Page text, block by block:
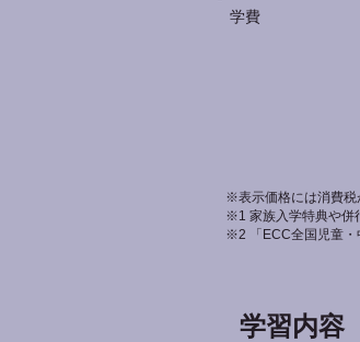
学費
※表示価格には消費税
※1 家族入学特典や併
※2 「ECC全国児童・
学習内容